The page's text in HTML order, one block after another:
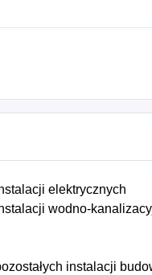
elektrycznych
wodno-
instalacji